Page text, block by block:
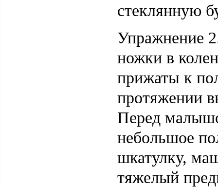
стеклянную
Упражнение
ножки в
прижаты к
протяжении
Перед
небольшое
шкатулку,
тяжелый